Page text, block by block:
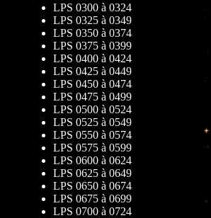
LPS 0300 à 0324
LPS 0325 à 0349
LPS 0350 à 0374
LPS 0375 à 0399
LPS 0400 à 0424
LPS 0425 à 0449
LPS 0450 à 0474
LPS 0475 à 0499
LPS 0500 à 0524
LPS 0525 à 0549
LPS 0550 à 0574
LPS 0575 à 0599
LPS 0600 à 0624
LPS 0625 à 0649
LPS 0650 à 0674
LPS 0675 à 0699
LPS 0700 à 0724